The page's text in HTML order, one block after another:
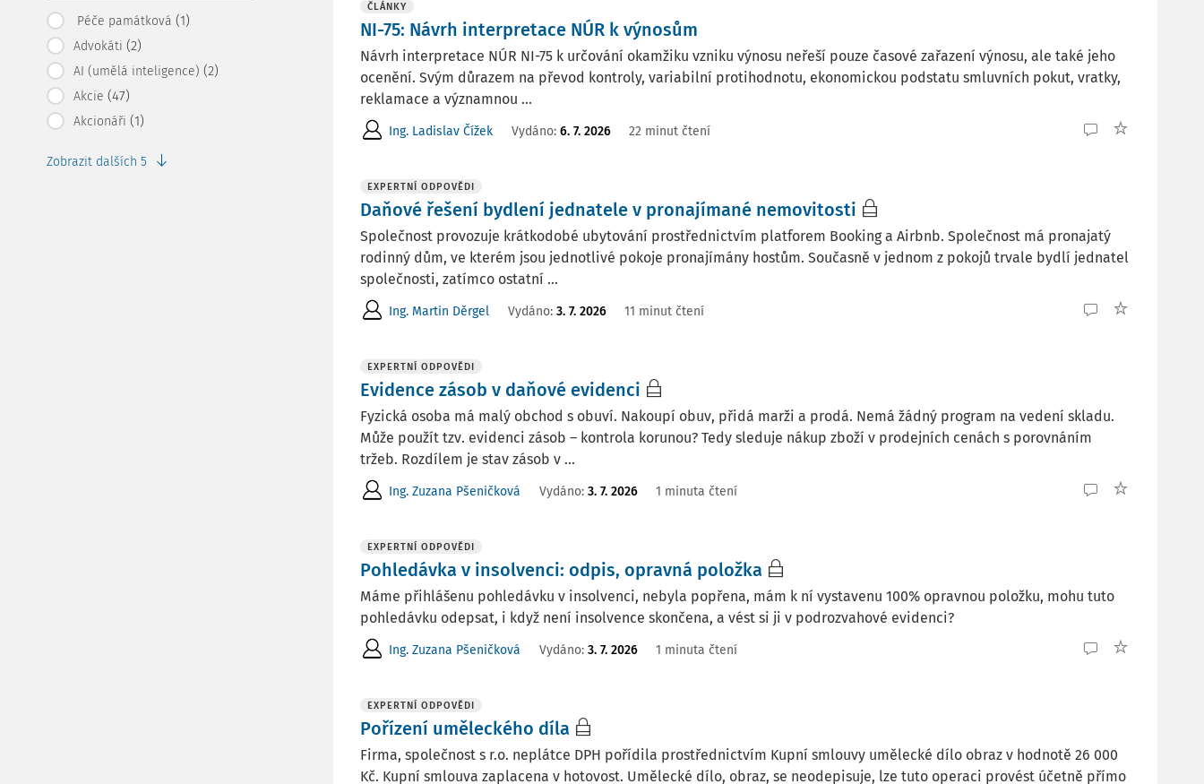
Péče památková (1)
Advokáti (2)
AI (umělá inteligence) (2)
Akcie (47)
Akcionáři (1)
Zobrazit dalších 5
ČLÁNKY
NI-75: Návrh interpretace NÚR k výnosům
Návrh interpretace NÚR NI-75 k určování okamžiku vzniku výnosu neřeší pouze časové zařazení výnosu, ale také jeho
ocenění. Svým důrazem na převod kontroly, variabilní protihodnotu, ekonomickou podstatu smluvních pokut, vratky,
reklamace a významnou ...
Ing. Ladislav Čížek Vydáno: 6. 7. 2026 22 minut čtení
EXPERTNÍ ODPOVĚDI
Daňové řešení bydlení jednatele v pronajímané nemovitosti
Společnost provozuje krátkodobé ubytování prostřednictvím platforem Booking a Airbnb. Společnost má pronajatý
rodinný dům, ve kterém jsou jednotlivé pokoje pronajímány hostům. Současně v jednom z pokojů trvale bydlí jednatel
společnosti, zatímco ostatní ...
Ing. Martin Děrgel Vydáno: 3. 7. 2026 11 minut čtení
EXPERTNÍ ODPOVĚDI
Evidence zásob v daňové evidenci
Fyzická osoba má malý obchod s obuví. Nakoupí obuv, přidá marži a prodá. Nemá žádný program na vedení skladu.
Může použít tzv. evidenci zásob – kontrola korunou? Tedy sleduje nákup zboží v prodejních cenách s porovnáním
tržeb. Rozdílem je stav zásob v ...
Ing. Zuzana Pšeničková Vydáno: 3. 7. 2026 1 minuta čtení
EXPERTNÍ ODPOVĚDI
Pohledávka v insolvenci: odpis, opravná položka
Máme přihlášenu pohledávku v insolvenci, nebyla popřena, mám k ní vystavenu 100% opravnou položku, mohu tuto
pohledávku odepsat, i když není insolvence skončena, a vést si ji v podrozvahové evidenci?
Ing. Zuzana Pšeničková Vydáno: 3. 7. 2026 1 minuta čtení
EXPERTNÍ ODPOVĚDI
Pořízení uměleckého díla
Firma, společnost s r.o. neplátce DPH pořídila prostřednictvím Kupní smlouvy umělecké dílo obraz v hodnotě 26 000
Kč. Kupní smlouva zaplacena v hotovost. Umělecké dílo, obraz, se neodepisuje, lze tuto operaci provést účetně přímo